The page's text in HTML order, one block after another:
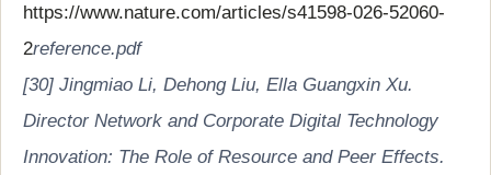
https://www.nature.com/articles/s41598-026-52060-
2reference.pdf
[30] Jingmiao Li, Dehong Liu, Ella Guangxin Xu.
Director Network and Corporate Digital Technology
Innovation: The Role of Resource and Peer Effects.